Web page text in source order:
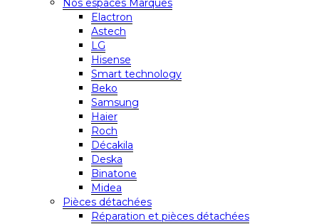
Nos espaces Marques
Elactron
Astech
LG
Hisense
Smart technology
Beko
Samsung
Haier
Roch
Décakila
Deska
Binatone
Midea
Pièces détachées
Réparation et pièces détachées